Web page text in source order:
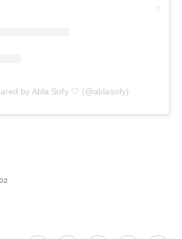
by Abla Sofy 🤍 (@ablasofy)